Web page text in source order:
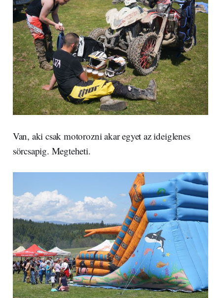
Van, aki csak motorozni akar egyet az ideiglenes
sörcsapig. Megteheti.